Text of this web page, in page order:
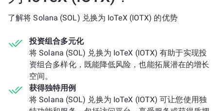
了解将 Solana (SOL) 兑换为 IoTeX (IOTX) 的优势
投资组合多元化
将 Solana (SOL) 兑换为 IoTeX (IOTX) 有助于实现投
资组合多样化，既能降低风险，也能拓展潜在的增长
空间。
获得独特用例
将 Solana (SOL) 兑换为 IoTeX (IOTX) 可让您使用独